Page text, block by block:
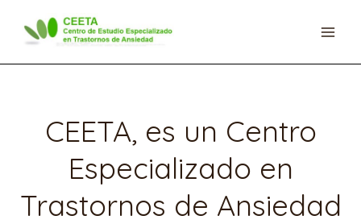
contenido
CEETA, es un Centro
Especializado en
Trastornos de Ansiedad